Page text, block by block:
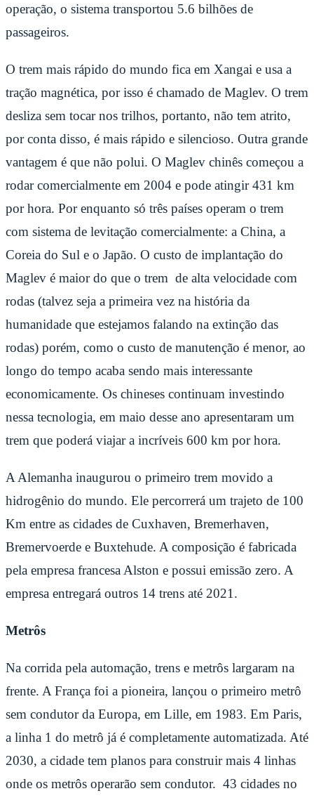
operação, o sistema transportou 5.6 bilhões de
passageiros.
O trem mais rápido do mundo fica em Xangai e usa a
tração magnética, por isso é chamado de Maglev. O trem
desliza sem tocar nos trilhos, portanto, não tem atrito,
por conta disso, é mais rápido e silencioso. Outra grande
vantagem é que não polui. O Maglev chinês começou a
rodar comercialmente em 2004 e pode atingir 431 km
por hora. Por enquanto só três países operam o trem
com sistema de levitação comercialmente: a China, a
Coreia do Sul e o Japão. O custo de implantação do
Maglev é maior do que o trem de alta velocidade com
rodas (talvez seja a primeira vez na história da
humanidade que estejamos falando na extinção das
rodas) porém, como o custo de manutenção é menor, ao
longo do tempo acaba sendo mais interessante
economicamente. Os chineses continuam investindo
nessa tecnologia, em maio desse ano apresentaram um
trem que poderá viajar a incríveis 600 km por hora.
A Alemanha inaugurou o primeiro trem movido a
hidrogênio do mundo. Ele percorrerá um trajeto de 100
Km entre as cidades de Cuxhaven, Bremerhaven,
Bremervoerde e Buxtehude. A composição é fabricada
pela empresa francesa Alston e possui emissão zero. A
empresa entregará outros 14 trens até 2021.
Metrôs
Na corrida pela automação, trens e metrôs largaram na
frente. A França foi a pioneira, lançou o primeiro metrô
sem condutor da Europa, em Lille, em 1983. Em Paris,
a linha 1 do metrô já é completamente automatizada. Até
2030, a cidade tem planos para construir mais 4 linhas
onde os metrôs operarão sem condutor. 43 cidades no